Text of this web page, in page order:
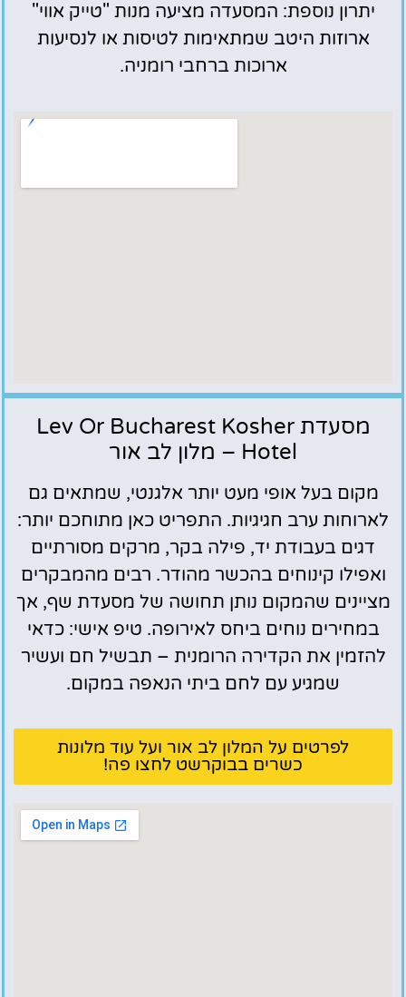
יתרון נוספת: המסעדה מציעה מנות "טייק אווי"
ארוזות היטב שמתאימות לטיסות או לנסיעות
ארוכות ברחבי רומניה.
מסעדת Lev Or Bucharest Kosher
Hotel – מלון לב אור
מקום בעל אופי מעט יותר אלגנטי, שמתאים גם
לארוחות ערב חגיגיות. התפריט כאן מתוחכם יותר:
דגים בעבודת יד, פילה בקר, מרקים מסורתיים
ואפילו קינוחים בהכשר מהודר. רבים מהמבקרים
מציינים שהמקום נותן תחושה של מסעדת שף, אך
במחירים נוחים ביחס לאירופה. טיפ אישי: כדאי
להזמין את הקדירה הרומנית – תבשיל חם ועשיר
שמגיע עם לחם ביתי הנאפה במקום.
לפרטים על המלון לב אור ועל עוד מלונות
כשרים בבוקרשט לחצו פה!